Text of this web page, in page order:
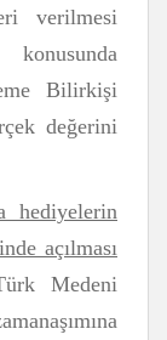
verilmesi
Bilirkişi
değerini
hediyelerin
açılması
Medeni